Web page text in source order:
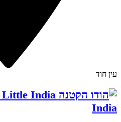
עין חוד
India